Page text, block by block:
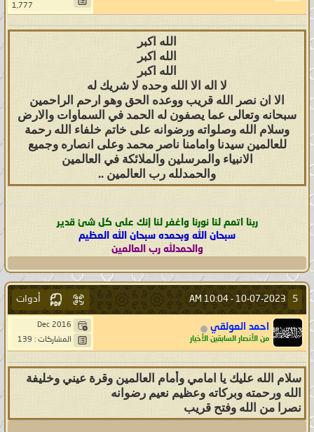
1,777
الله اكبر
الله اكبر
الله اكبر
لا اله الا الله وحده لا شريك له
الا ان نصر الله قريب ووعده الحق وهو ارحم الراحمين
سبحانه وتعالى عما يصفون له الحمد في السماوات والارض
وسلام الله وصلواته ورضوانه على خاتم خلفاء الله رحمة
للعالمين سيدنا وامامنا ناصر محمد وعلى انصاره وجميع
الانبياء والمرسلين والملائكة في العالمين
والحمدلله رب العالمين ..
ربنا اتمم لنا نورنا واغفر لنا إنك على كل شئ قدير
سبحان الله وبحمده سبحان الله العظيم
والحمدلله رب العالمين
5
10-07-2023 -
10:04 AM أدوات
احمد العولقي
من الأنصار السابقين الأخيار
Dec 2016
المشاركات : 139
سلام الله عليك يا امامي وأمام العالمين وقرة عيني وخليفة
الله ورحمته وبركاته وعظيم نعيم رضوانه
نصرا من الله وفتح قريب